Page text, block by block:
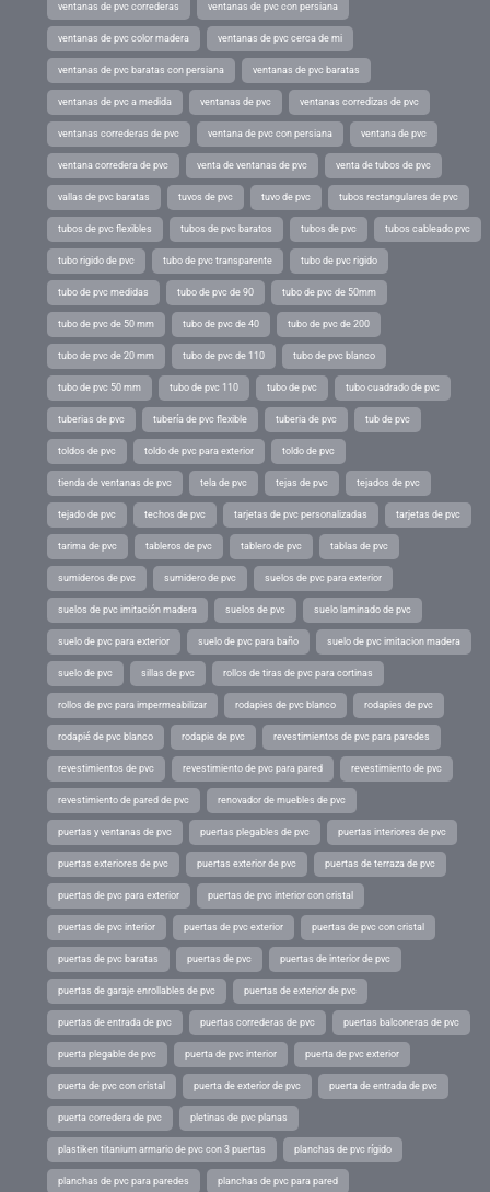
ventanas de pvc correderas ventanas de pvc con persiana
ventanas de pvc color madera ventanas de pvc cerca de mi
ventanas de pvc baratas con persiana ventanas de pvc baratas
ventanas de pvc a medida ventanas de pvc ventanas corredizas de pvc
ventanas correderas de pvc ventana de pvc con persiana ventana de pvc
ventana corredera de pvc venta de ventanas de pvc venta de tubos de pvc
vallas de pvc baratas tuvos de pvc tuvo de pvc tubos rectangulares de pvc
tubos de pvc flexibles tubos de pvc baratos tubos de pvc tubos cableado pvc
tubo rigido de pvc tubo de pvc transparente tubo de pvc rigido
tubo de pvc medidas tubo de pvc de 90 tubo de pvc de 50mm
tubo de pvc de 50 mm tubo de pvc de 40 tubo de pvc de 200
tubo de pvc de 20 mm tubo de pvc de 110 tubo de pvc blanco
tubo de pvc 50 mm tubo de pvc 110 tubo de pvc tubo cuadrado de pvc
tuberias de pvc tubería de pvc flexible tuberia de pvc tub de pvc
toldos de pvc toldo de pvc para exterior toldo de pvc
tienda de ventanas de pvc tela de pvc tejas de pvc tejados de pvc
tejado de pvc techos de pvc tarjetas de pvc personalizadas tarjetas de pvc
tarima de pvc tableros de pvc tablero de pvc tablas de pvc
sumideros de pvc sumidero de pvc suelos de pvc para exterior
suelos de pvc imitación madera suelos de pvc suelo laminado de pvc
suelo de pvc para exterior suelo de pvc para baño suelo de pvc imitacion madera
suelo de pvc sillas de pvc rollos de tiras de pvc para cortinas
rollos de pvc para impermeabilizar rodapies de pvc blanco rodapies de pvc
rodapié de pvc blanco rodapie de pvc revestimientos de pvc para paredes
revestimientos de pvc revestimiento de pvc para pared revestimiento de pvc
revestimiento de pared de pvc renovador de muebles de pvc
puertas y ventanas de pvc puertas plegables de pvc puertas interiores de pvc
puertas exteriores de pvc puertas exterior de pvc puertas de terraza de pvc
puertas de pvc para exterior puertas de pvc interior con cristal
puertas de pvc interior puertas de pvc exterior puertas de pvc con cristal
puertas de pvc baratas puertas de pvc puertas de interior de pvc
puertas de garaje enrollables de pvc puertas de exterior de pvc
puertas de entrada de pvc puertas correderas de pvc puertas balconeras de pvc
puerta plegable de pvc puerta de pvc interior puerta de pvc exterior
puerta de pvc con cristal puerta de exterior de pvc puerta de entrada de pvc
puerta corredera de pvc pletinas de pvc planas
plastiken titanium armario de pvc con 3 puertas planchas de pvc rígido
planchas de pvc para paredes planchas de pvc para pared